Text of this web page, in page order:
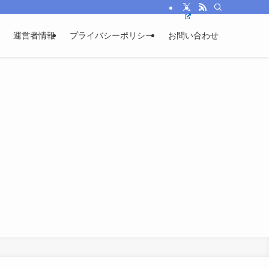
運営者情報 プライバシーポリシー お問い合わせ